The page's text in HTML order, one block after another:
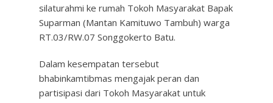
silaturahmi ke rumah Tokoh Masyarakat Bapak
Suparman (Mantan Kamituwo Tambuh) warga
RT.03/RW.07 Songgokerto Batu.
Dalam kesempatan tersebut
bhabinkamtibmas mengajak peran dan
partisipasi dari Tokoh Masyarakat untuk